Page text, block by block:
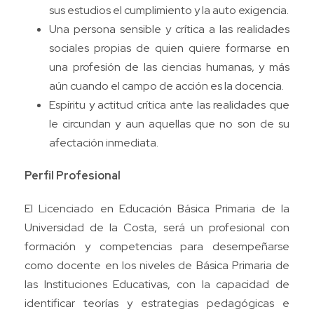
sus estudios el cumplimiento y la auto exigencia.
Una persona sensible y crítica a las realidades
sociales propias de quien quiere formarse en
una profesión de las ciencias humanas, y más
aún cuando el campo de acción es la docencia.
Espíritu y actitud crítica ante las realidades que
le circundan y aun aquellas que no son de su
afectación inmediata.
Perfil Profesional
El Licenciado en Educación Básica Primaria de la
Universidad de la Costa, será un profesional con
formación y competencias para desempeñarse
como docente en los niveles de Básica Primaria de
las Instituciones Educativas, con la capacidad de
identificar teorías y estrategias pedagógicas e